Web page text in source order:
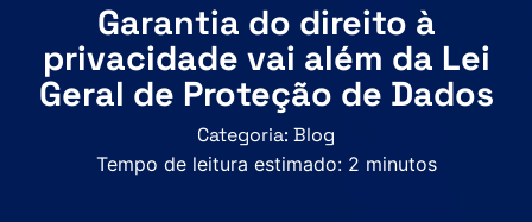
Garantia do direito à
privacidade vai além da Lei
Geral de Proteção de Dados
Categoria: Blog
Tempo de leitura estimado: 2 minutos